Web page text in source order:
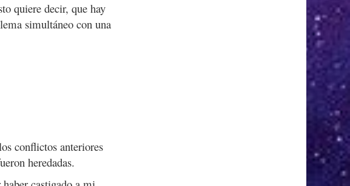
quiere decir, que hay
simultáneo con una
conflictos anteriores
heredadas.